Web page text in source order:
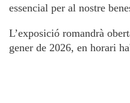
essencial per al nostre
L’exposició romandrà
gener de 2026, en horari